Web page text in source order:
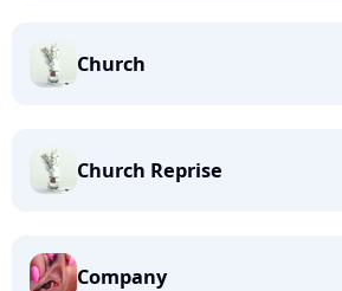
Church
Church Reprise
Company